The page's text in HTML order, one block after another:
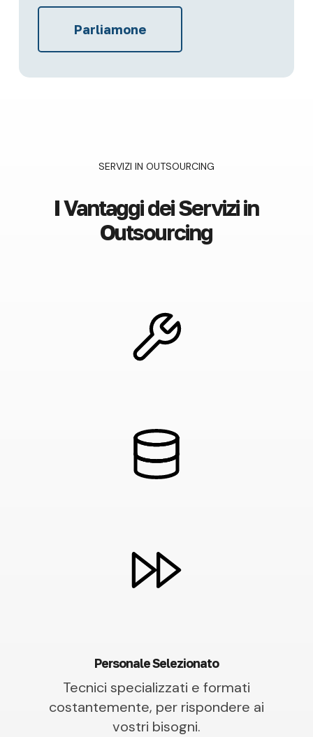
Parliamone
SERVIZI IN OUTSOURCING
I Vantaggi dei Servizi in
Outsourcing
Personale Selezionato
Tecnici specializzati e formati
costantemente, per rispondere ai
vostri bisogni.